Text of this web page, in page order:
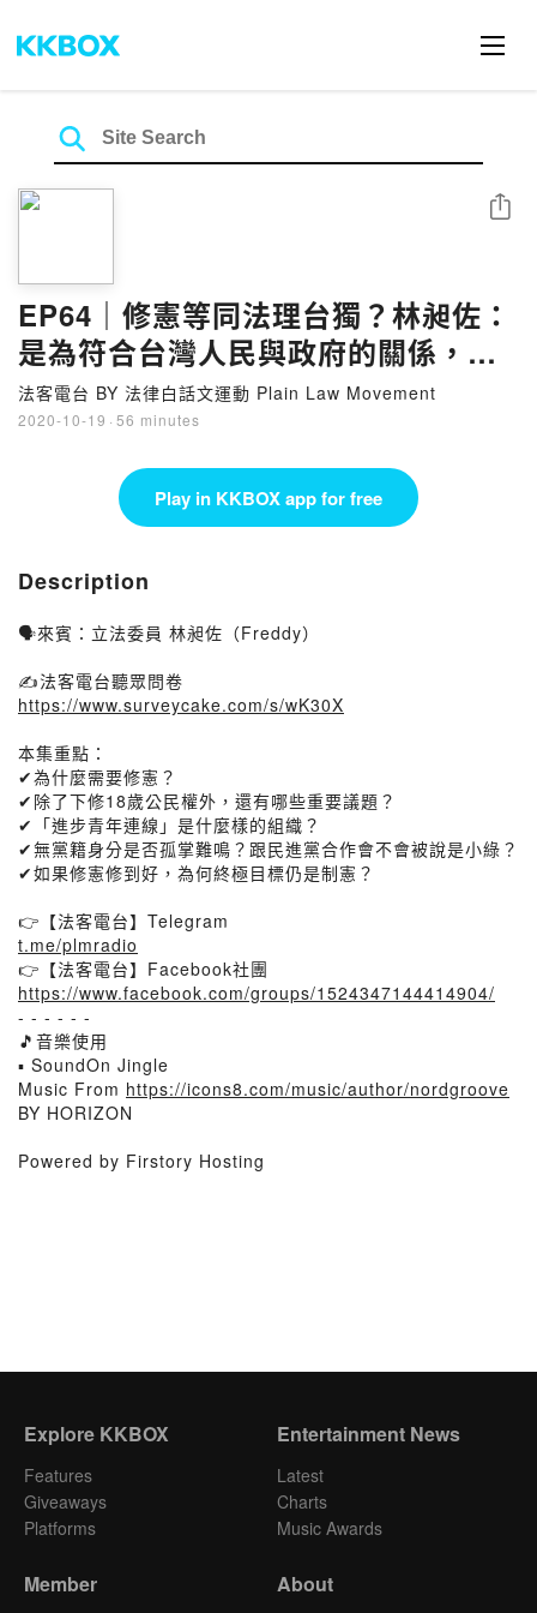
EP64｜修憲等同法理台獨？林昶佐：
是為符合台灣人民與政府的關係，更
反映現狀
法客電台 BY 法律白話文運動 Plain Law Movement
2020-10-19 · 56 minutes
Share
Play in KKBOX app for free
Description
🗣來賓：立法委員 林昶佐（Freddy）
✍️法客電台聽眾問卷
https://www.surveycake.com/s/wK30X
本集重點：
✔為什麼需要修憲？
✔除了下修18歲公民權外，還有哪些重要議題？
✔「進步青年連線」是什麼樣的組織？
✔無黨籍身分是否孤掌難鳴？跟民進黨合作會不會被說是小綠？
✔如果修憲修到好，為何終極目標仍是制憲？
👉【法客電台】Telegram
t.me/plmradio
👉【法客電台】Facebook社團
https://www.facebook.com/groups/1524347144414904/
- - - - - -
🎵音樂使用
▪ SoundOn Jingle
Music From https://icons8.com/music/author/nordgroove
BY HORIZON
Powered by Firstory Hosting
Explore KKBOX
Features
Giveaways
Platforms
Entertainment News
Latest
Charts
Music Awards
Member About